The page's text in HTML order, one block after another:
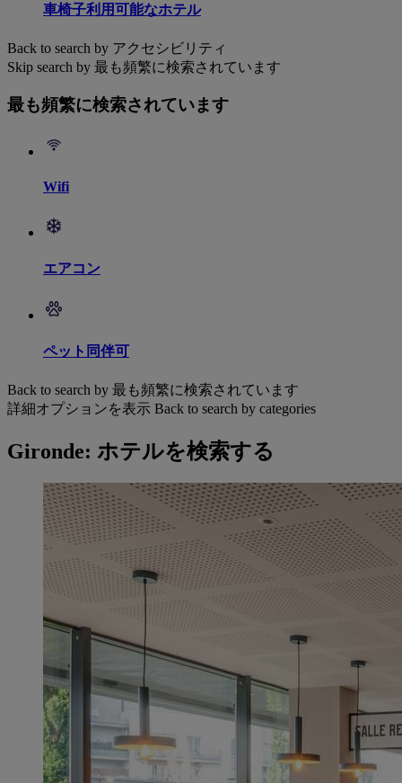
車椅子利用可能なホテル
Back to search by アクセシビリティ
Skip search by 最も頻繁に検索されています
最も頻繁に検索されています
Wifi
エアコン
ペット同伴可
Back to search by 最も頻繁に検索されています
詳細オプションを表示 Back to search by categories
Gironde: ホテルを検索する